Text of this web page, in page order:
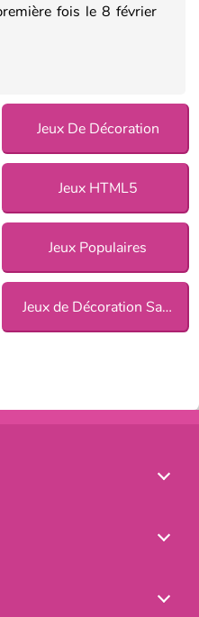
fois le 8 février
Jeux De Décoration
Jeux HTML5
Jeux Populaires
Jeux de Décoration Salon pour Filles